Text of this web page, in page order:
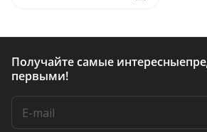
Получайте самые интересные
первыми!